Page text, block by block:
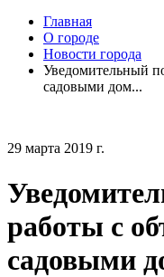
Главная
О городе
Новости города
Уведомительный
садовыми дом...
29 марта 2019 г.
работы с
садовыми